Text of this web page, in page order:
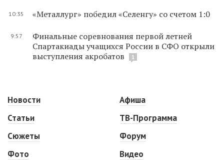
10:35 «Металлург» победил «Селенгу» со счетом 1:0
9:57
Финальные соревнования первой летней
Спартакиады учащихся России в СФО открыли
выступления акробатов
1
Новости
Статьи
Сюжеты
Фото
Афиша
ТВ-Программа
Форум
Видео